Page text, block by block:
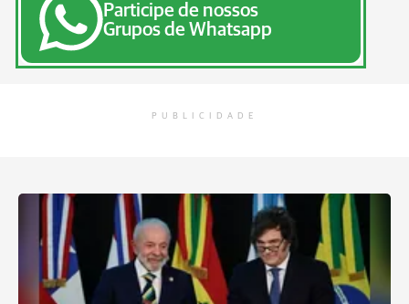
Participe de nossos
Grupos de Whatsapp
PUBLICIDADE